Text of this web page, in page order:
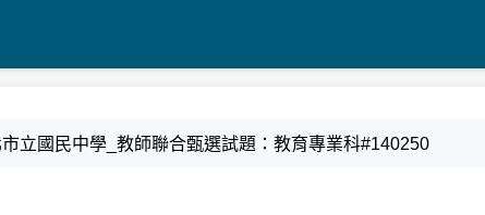
立國民中學_教師聯合甄選試題：教育專業科#140250